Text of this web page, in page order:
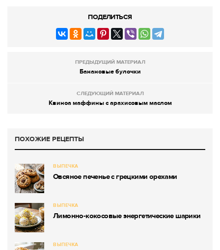
ПОДЕЛИТЬСЯ
ПРЕДЫДУЩИЙ МАТЕРИАЛ
Банановые булочки
СЛЕДУЮЩИЙ МАТЕРИАЛ
Квиноа маффины с арахисовым маслом
ПОХОЖИЕ РЕЦЕПТЫ
ВЫПЕЧКА
Овсяное печенье с грецкими орехами
ВЫПЕЧКА
Лимонно-кокосовые энергетические шарики
ВЫПЕЧКА